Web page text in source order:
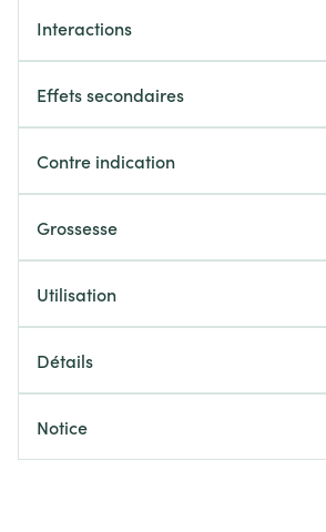
Interactions
Effets secondaires
Contre indication
Grossesse
Utilisation
Détails
Notice